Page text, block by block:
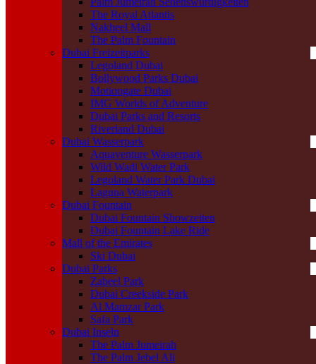
The Royal Atlantis
Nakheel Mall
The Palm Fountain
Dubai Freizeitparks
Legoland Dubai
Bollywood Parks Dubai
Motiongate Dubai
IMG Worlds of Adventure
Dubai Parks and Resorts
Riverland Dubai
Dubai Wasserpark
Aquaventure Wasserpark
Wild Wadi Water Park
Legoland Water Park Dubai
Laguna Waterpark
Dubai Fountain
Dubai Fountain Showzeiten
Dubai Fountain Lake Ride
Mall of the Emirates
Ski Dubai
Dubai Parks
Zabeel Park
Dubai Creekside Park
Al Mamzar Park
Safa Park
Dubai Inseln
The Palm Jumeirah
The Palm Jebel Ali